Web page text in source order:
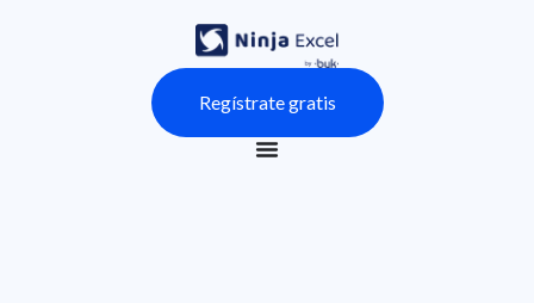
Regístrate gratis